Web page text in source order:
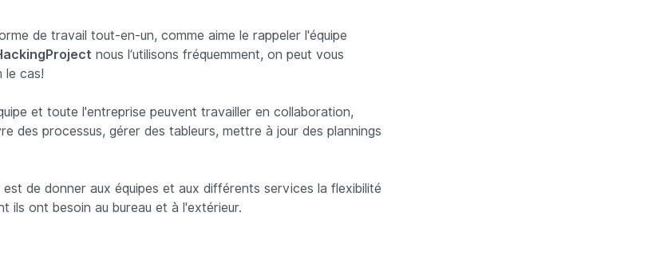
de travail tout-en-un, comme aime le rappeler l'équipe
nous l’utilisons fréquemment, on peut vous
le cas!
et toute l'entreprise peuvent travailler en collaboration,
des processus, gérer des tableurs, mettre à jour des plannings
est de donner aux équipes et aux différents services la flexibilité
ils ont besoin au bureau et à l'extérieur.